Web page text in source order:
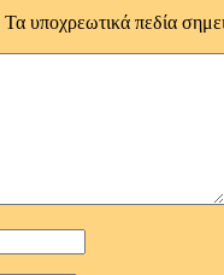
Τα υποχρεωτικά πεδία